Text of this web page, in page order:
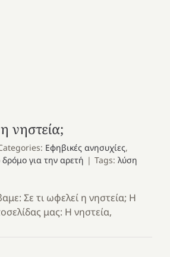
νηστεία;
Εφηβικές ανησυχίες,
δρόμο για την αρετή | Tags: λύση
Σε τι ωφελεί η νηστεία; Η
μας: Η νηστεία,